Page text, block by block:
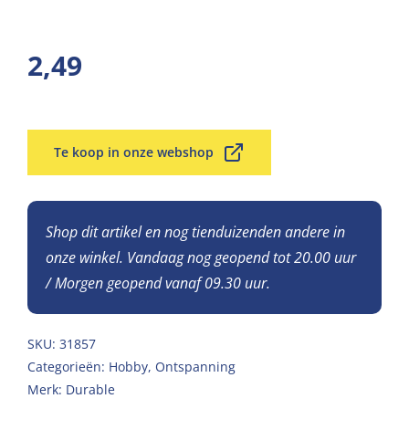
2,49
Te koop in onze webshop
Shop dit artikel en nog tienduizenden andere in
onze winkel. Vandaag nog geopend tot 20.00 uur
/ Morgen geopend vanaf 09.30 uur.
SKU: 31857
Categorieën: Hobby, Ontspanning
Merk: Durable